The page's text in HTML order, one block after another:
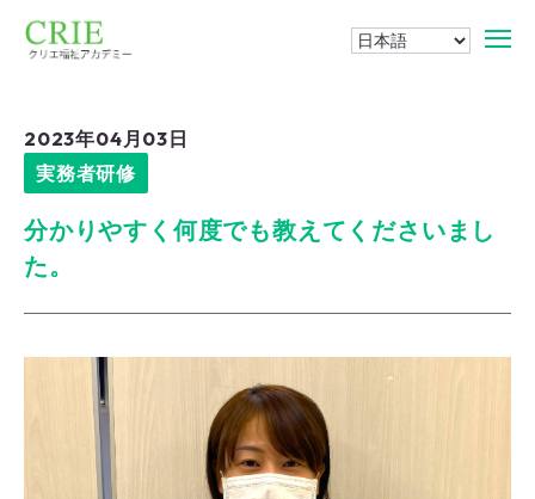
2023年04月03日
実務者研修
分かりやすく何度でも教えてくださいまし
た。